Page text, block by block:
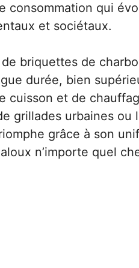
consommation qui
et sociétaux.
briquettes de
durée, bien
cuisson et de
grillades urbaines
grâce à son
n’importe quel